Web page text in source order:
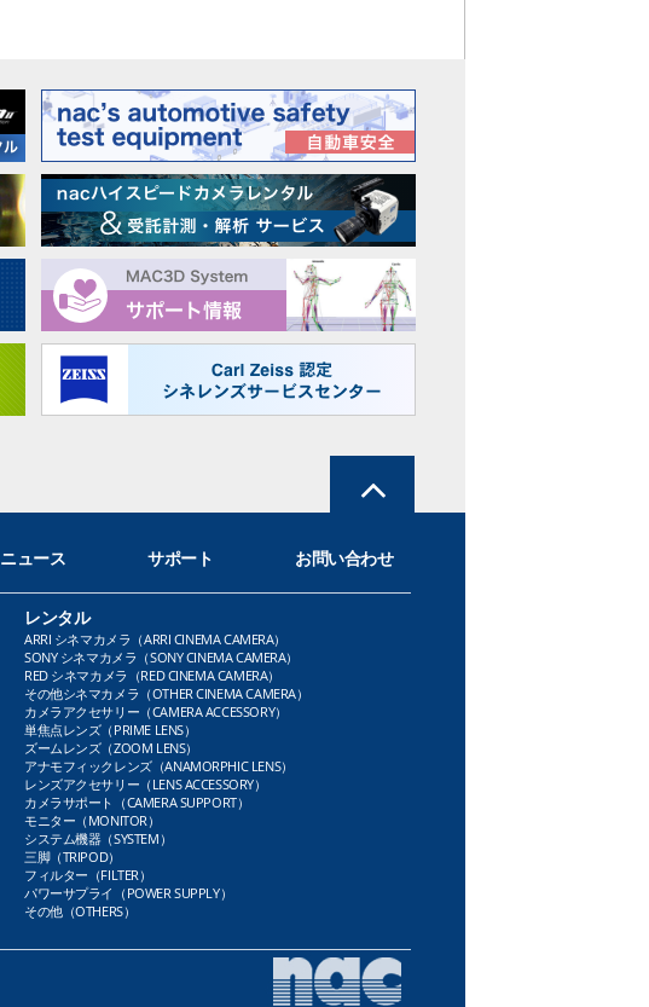
ニュース サポート お問い合わせ
レンタル
ARRI シネマカメラ（ARRI CINEMA CAMERA）
SONY シネマカメラ（SONY CINEMA CAMERA）
RED シネマカメラ（RED CINEMA CAMERA）
その他シネマカメラ（OTHER CINEMA CAMERA）
カメラアクセサリー（CAMERA ACCESSORY）
単焦点レンズ（PRIME LENS）
ズームレンズ（ZOOM LENS）
アナモフィックレンズ（ANAMORPHIC LENS）
レンズアクセサリー（LENS ACCESSORY）
カメラサポート（CAMERA SUPPORT）
モニター（MONITOR）
システム機器（SYSTEM）
三脚（TRIPOD）
フィルター（FILTER）
パワーサプライ（POWER SUPPLY）
その他（OTHERS）